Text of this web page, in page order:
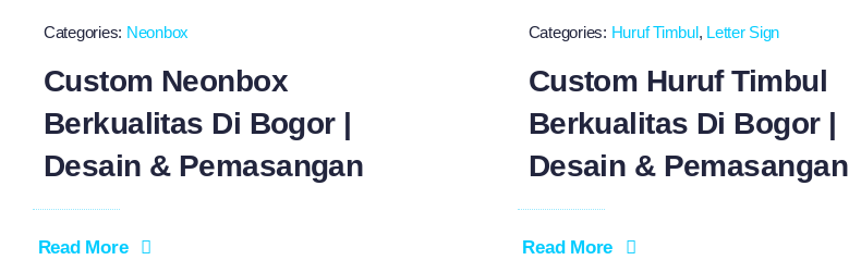
Categories: Neonbox
Custom Neonbox
Berkualitas Di Bogor |
Desain & Pemasangan
Read More
Categories: Huruf Timbul, Letter Sign
Custom Huruf Timbul
Berkualitas Di Bogor |
Desain & Pemasangan
Read More